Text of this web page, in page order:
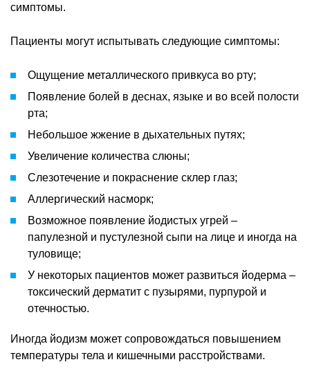
симптомы.
Пациенты могут испытывать следующие симптомы:
Ощущение металлического привкуса во рту;
Появление болей в деснах, языке и во всей полости
рта;
Небольшое жжение в дыхательных путях;
Увеличение количества слюны;
Слезотечение и покраснение склер глаз;
Аллергический насморк;
Возможное появление йодистых угрей –
папулезной и пустулезной сыпи на лице и иногда на
туловище;
У некоторых пациентов может развиться йодерма –
токсический дерматит с пузырями, пурпурой и
отечностью.
Иногда йодизм может сопровождаться повышением
температуры тела и кишечными расстройствами.